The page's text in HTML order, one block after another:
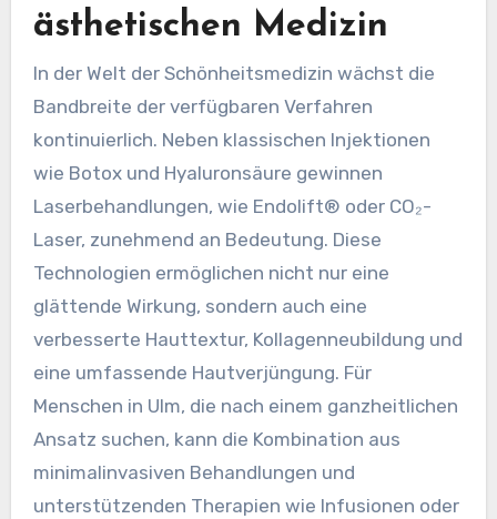
ästhetischen Medizin
In der Welt der Schönheitsmedizin wächst die
Bandbreite der verfügbaren Verfahren
kontinuierlich. Neben klassischen Injektionen
wie Botox und Hyaluronsäure gewinnen
Laserbehandlungen, wie Endolift® oder CO₂-
Laser, zunehmend an Bedeutung. Diese
Technologien ermöglichen nicht nur eine
glättende Wirkung, sondern auch eine
verbesserte Hauttextur, Kollagenneubildung und
eine umfassende Hautverjüngung. Für
Menschen in Ulm, die nach einem ganzheitlichen
Ansatz suchen, kann die Kombination aus
minimalinvasiven Behandlungen und
unterstützenden Therapien wie Infusionen oder